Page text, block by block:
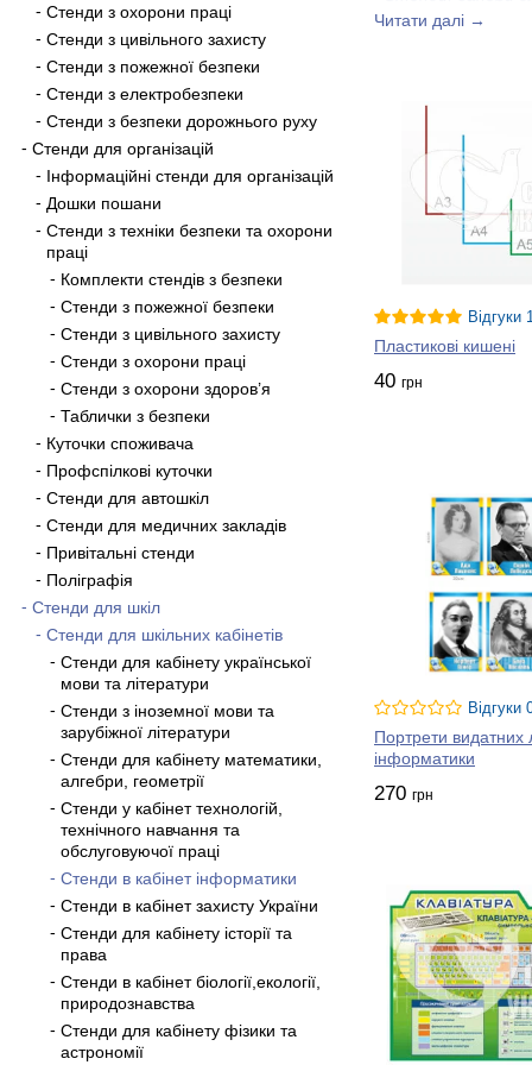
Стенди з охорони праці
Стенди з цивільного захисту
Стенди з пожежної безпеки
Стенди з електробезпеки
Стенди з безпеки дорожнього руху
Стенди для організацій
Інформаційні стенди для організацій
Дошки пошани
Стенди з техніки безпеки та охорони
праці
Комплекти стендів з безпеки
Стенди з пожежної безпеки
Стенди з цивільного захисту
Стенди з охорони праці
Стенди з охорони здоров’я
Таблички з безпеки
Куточки споживача
Профспілкові куточки
Стенди для автошкіл
Стенди для медичних закладів
Привітальні стенди
Поліграфія
Стенди для шкіл
Стенди для шкільних кабінетів
Стенди для кабінету української
мови та літератури
Стенди з іноземної мови та
зарубіжної літератури
Стенди для кабінету математики,
алгебри, геометрії
Стенди у кабінет технологій,
технічного навчання та
обслуговуючої праці
Стенди в кабінет інформатики
Стенди в кабінет захисту України
Стенди для кабінету історії та
права
Стенди в кабінет біології,екології,
природознавства
Стенди для кабінету фізики та
астрономії
для закладів
регіонів нашої
Сучасний кабінет
декорування стін.
приходять
За допомогою
історію розвитку
дозволяє розширити
Але в цьому є й
інформатики буде
Обирайте стенди
посприяємо тому,
Обирайте для
Ви запитаєте: «А
Наша компанія
Ми уважні до всіх
Ми постійно
Стенди
Доповнюємо
Доставимо товар
Читати далі →
Відгуки
Пластикові кишені
40 грн
Відгуки
Портрети видатних
інформатики
270 грн